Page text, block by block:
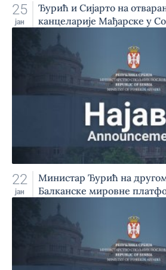
25
јан
Ђурић и Сијарто на
канцеларије Мађарске у
22
јан
Министар Ђурић на
Балканске мировне